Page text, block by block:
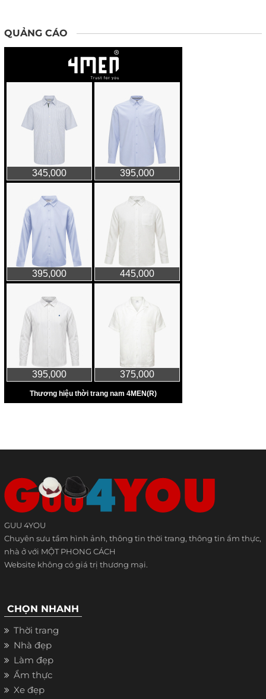
QUẢNG CÁO
GUU 4YOU
Chuyên sưu tầm hình ảnh, thông tin thời trang, thông tin ẩm thực,
nhà ở với MỘT PHONG CÁCH
Website không có giá trị thương mại.
CHỌN NHANH
Thời trang
Nhà đẹp
Làm đẹp
Ẩm thực
Xe đẹp